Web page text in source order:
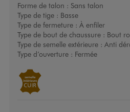
Forme de talon : Sans talon
Type de tige : Basse
Type de fermeture : À enfiler
Type de bout de chaussure : Bout
Type de semelle extérieure : Anti
Type d’ouverture : Fermée